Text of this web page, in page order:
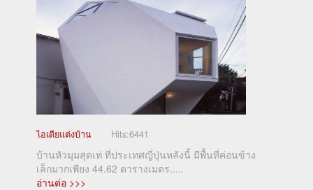
ไอเดียแต่งบ้าน Hits:6441
บ้านหัวมุมสุดเท่ ที่ประเทศญี่ปุ่นหลังนี้ มีพื้นที่ค่อนข้าง
เล็กมากเพียง 44.62 ตารางเมตร.....
อ่านต่อ >>>